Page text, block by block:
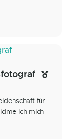
für
ich mich